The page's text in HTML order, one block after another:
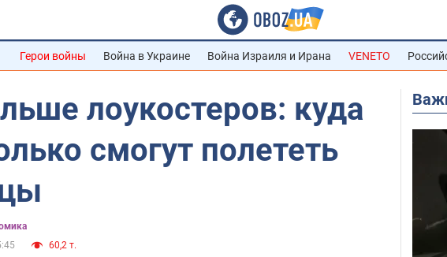
Герои войны Война в Украине Война Израиля и Ирана VENETO
лоукостеров: куда
смогут полететь
60,2 т.